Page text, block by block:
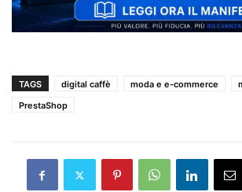
TAGS digital caffè moda e e-commerce
PrestaShop